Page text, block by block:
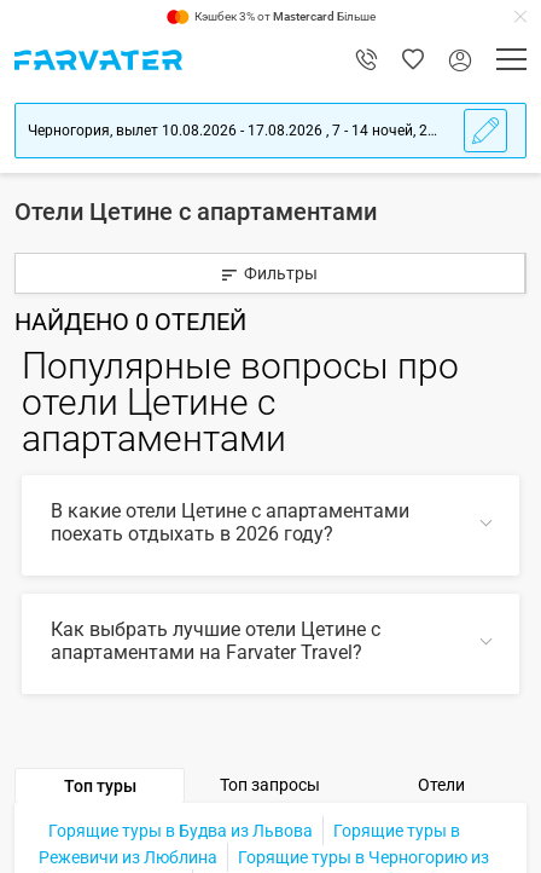
Кэшбек 3% отMastercard Більше
Черногория, вылет 10.08.2026 - 17.08.2026 , 7 - 14 ночей, 2 взрослых
Отели Цетине с апартаментами
Фильтры
НАЙДЕНО 0 ОТЕЛЕЙ
Популярные вопросы про
отели Цетине с
апартаментами
В какие отели Цетине с апартаментами
поехать отдыхать в 2026 году?
Как выбрать лучшие отели Цетине с
апартаментами на Farvater Travel?
СВЕРНУТЬ
Топ туры Топ запросы Отели
Горящие туры в Будва из Львова
Горящие туры в
Режевичи из Люблина
Горящие туры в Черногорию из